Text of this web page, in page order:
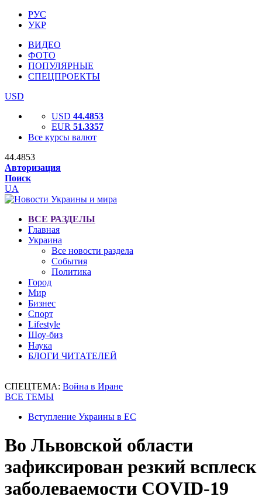
РУС
УКР
ВИДЕО
ФОТО
ПОПУЛЯРНЫЕ
СПЕЦПРОЕКТЫ
USD
USD 44.4853
EUR 51.3357
Все курсы валют
44.4853
Авторизация
Поиск
UA
ВСЕ РАЗДЕЛЫ
Главная
Украина
Все новости раздела
События
Политика
Город
Мир
Бизнес
Спорт
Lifestyle
Шоу-биз
Наука
БЛОГИ ЧИТАТЕЛЕЙ
СПЕЦТЕМА: Война в Иране
ВСЕ ТЕМЫ
Вступление Украины в ЕС
Во Львовской области
зафиксирован резкий всплеск
заболеваемости COVID-19